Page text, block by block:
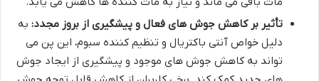
تأثیر بر کاهش جوش های فعال و پیشگیری از بروز مجدد: به
دلیل خواص آنتی باکتریال و تنظیم کننده سبوم، این پن می
تواند به کاهش جوش های موجود و پیشگیری از ایجاد جوش